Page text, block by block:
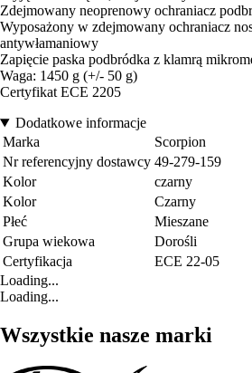
Zdejmowany neoprenowy ochraniacz
Wyposażony w zdejmowany ochraniacz
antywłamaniowy
Zapięcie paska podbródka z klamrą
Waga: 1450 g (+/- 50 g)
Certyfikat ECE 2205
Dodatkowe informacje
Marka
Scorpion
Nr referencyjny dostawcy 49-279-159
Kolor
czarny
Kolor
Czarny
Płeć
Mieszane
Grupa wiekowa
Dorośli
Certyfikacja
ECE 22-05
Loading...
Loading...
Wszystkie nasze marki